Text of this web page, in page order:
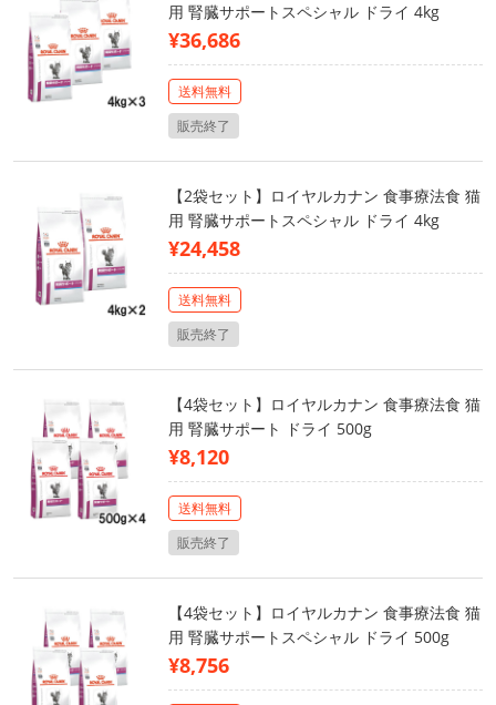
用 腎臓サポートスペシャル ドライ 4kg
¥36,686
送料無料
販売終了
【2袋セット】ロイヤルカナン 食事療法食 猫
用 腎臓サポートスペシャル ドライ 4kg
¥24,458
送料無料
販売終了
【4袋セット】ロイヤルカナン 食事療法食 猫
用 腎臓サポート ドライ 500g
¥8,120
送料無料
販売終了
【4袋セット】ロイヤルカナン 食事療法食 猫
用 腎臓サポートスペシャル ドライ 500g
¥8,756